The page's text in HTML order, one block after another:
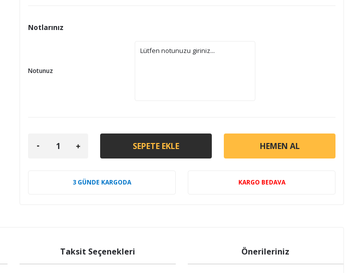
Notlarınız
Notunuz
SEPETE EKLE HEMEN AL
3 GÜNDE KARGODA KARGO BEDAVA
Taksit Seçenekleri Önerileriniz